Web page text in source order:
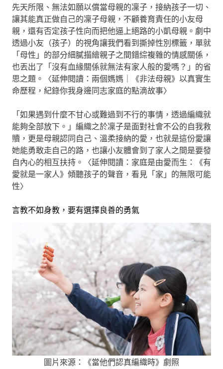
先天所限、無法如願以償當母親的凜子，接納孩子一切、
讓其能真正做自己的凜子母親，不顧養育責任的小友母
親，還有否定孩子性向而把他逼上絕路的小凱母親。劇中
透過小友（孩子）的視角讓我們看到撕掉性別標籤，單就
「母性」的部分細膩描繪親子之間錯綜複雜的情感關係，
也丟出了「沒有血緣關係就無法有家人般的愛嗎？」的省
思之題。〈延伸閱讀：兩個媽媽｜《非法母親》以真實生
命歷程，紀錄你我身邊同志家庭的點滴故事〉
「如果遇到什麼不甘心或難過到不行的事情，透過編織就
能夠全部放下。」編織之於凜子是面對社會不公的自我救
贖，更是母親認同自己、溫柔接納的愛，也就是這份愛讓
她能勇敢走自己的路，也讓小友體會到了家人之間是要發
自內心的相互扶持。〈延伸閱讀：家庭是由愛而生：《有
愛就是一家人》傾聽孩子的聲音，看見「家」的無限可能
性〉
言教不如身教，要有選擇良善的勇氣
圖片來源：《當他們認真編織時》劇照